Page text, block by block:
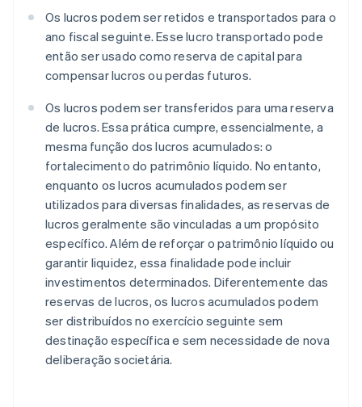
Os lucros podem ser retidos e transportados para o
ano fiscal seguinte. Esse lucro transportado pode
então ser usado como reserva de capital para
compensar lucros ou perdas futuros.
Os lucros podem ser transferidos para uma reserva
de lucros. Essa prática cumpre, essencialmente, a
mesma função dos lucros acumulados: o
fortalecimento do patrimônio líquido. No entanto,
enquanto os lucros acumulados podem ser
utilizados para diversas finalidades, as reservas de
lucros geralmente são vinculadas a um propósito
específico. Além de reforçar o patrimônio líquido ou
garantir liquidez, essa finalidade pode incluir
investimentos determinados. Diferentemente das
reservas de lucros, os lucros acumulados podem
ser distribuídos no exercício seguinte sem
destinação específica e sem necessidade de nova
deliberação societária.